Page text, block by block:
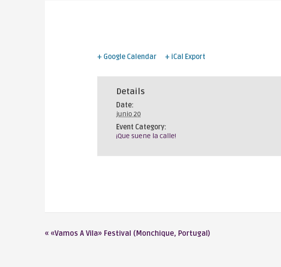
+ Google Calendar + iCal Export
Details
Date:
junio 20
Event Category:
¡Que suene la calle!
« «Vamos A Vila» Festival (Monchique, Portugal)